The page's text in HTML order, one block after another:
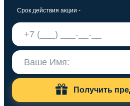
Срок действия акции -
Получить